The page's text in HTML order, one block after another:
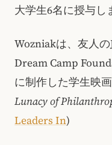
大学生6名に授与し
Wozniakは、友人
Dream Camp
に制作した学生映
Lunacy of
Leaders In)